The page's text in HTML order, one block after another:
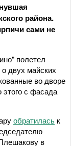
района.
сами не
полетел
двух майских
во дворе
с фасада
обратилась к
в